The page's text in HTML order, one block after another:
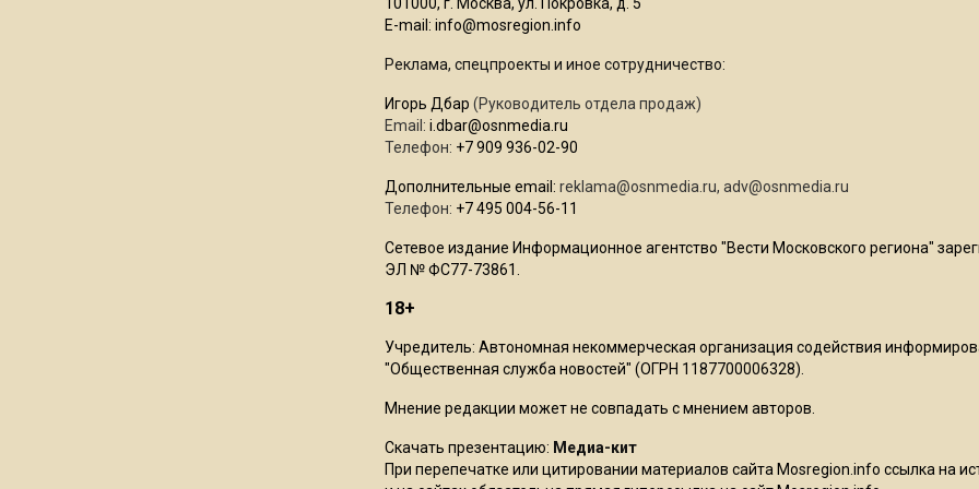
E-mail: info@mosregion.info
Реклама, спецпроекты и иное сотрудничество:
Игорь Дбар (Руководитель отдела продаж)
Email: i.dbar@osnmedia.ru
Телефон: +7 909 936-02-90
Дополнительные email: reklama@osnmedia.ru, adv@osnmedia.ru
Телефон: +7 495 004-56-11
Сетевое издание Информационное агентство "Вести Московского региона"
ЭЛ № ФС77-73861.
18+
Учредитель: Автономная некоммерческая организация содействия
"Общественная служба новостей" (ОГРН 1187700006328).
Мнение редакции может не совпадать с мнением авторов.
Скачать презентацию: Медиа-кит
При перепечатке или цитировании материалов сайта Mosregion.info ссылка на